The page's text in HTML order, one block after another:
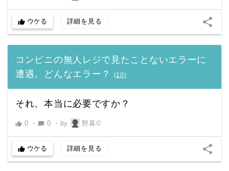
thumb_up ウケる 詳細を見る share
コンビニの無人レジで見たことないエラーに
遭遇。どんなエラー？
(10)
それ、本当に必要ですか？
thumb_up 0 ・ chat_bubble 0 ・ by 野暮©︎
thumb_up ウケる 詳細を見る share